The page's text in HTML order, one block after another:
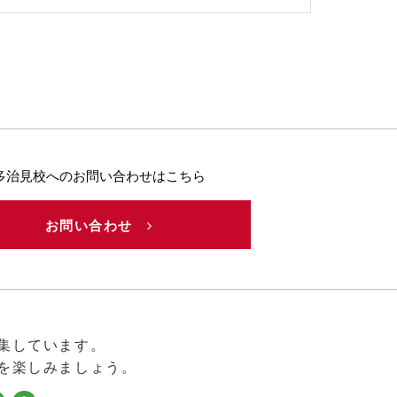
治見校へのお問い合わせはこちら
お問い合わせ
しています。
楽しみましょう。